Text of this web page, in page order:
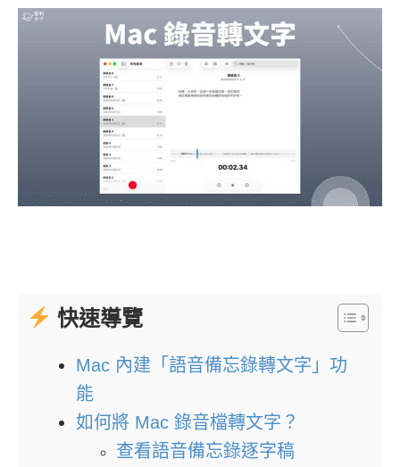
快速導覽
Mac 內建「語音備忘錄轉文字」功
能
如何將 Mac 錄音檔轉文字？
查看語音備忘錄逐字稿